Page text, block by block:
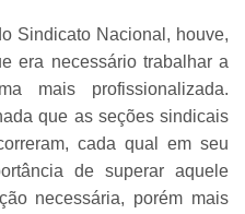
Sindicato Nacional, houve,
era necessário trabalhar a
mais profissionalizada.
que as seções sindicais
cada qual em seu
de superar aquele
necessária, porém mais